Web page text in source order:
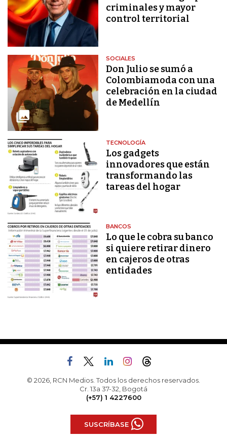
criminales y mayor
control territorial
SOCIALES
Don Julio se sumó a
Colombiamoda con una
celebración en la ciudad
de Medellín
TECNOLOGÍA
Los gadgets
innovadores que están
transformando las
tareas del hogar
BANCOS
Lo que le cobra su banco
si quiere retirar dinero
en cajeros de otras
entidades
© 2026, RCN Medios. Todos los derechos reservados.
Cr. 13a 37-32, Bogotá
(+57) 1 4227600
SUSCRÍBASE